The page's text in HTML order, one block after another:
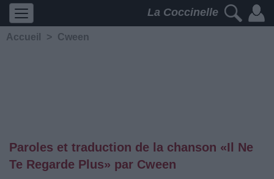
La Coccinelle
Accueil > Cween
Paroles et traduction de la chanson «Il Ne
Te Regarde Plus» par Cween